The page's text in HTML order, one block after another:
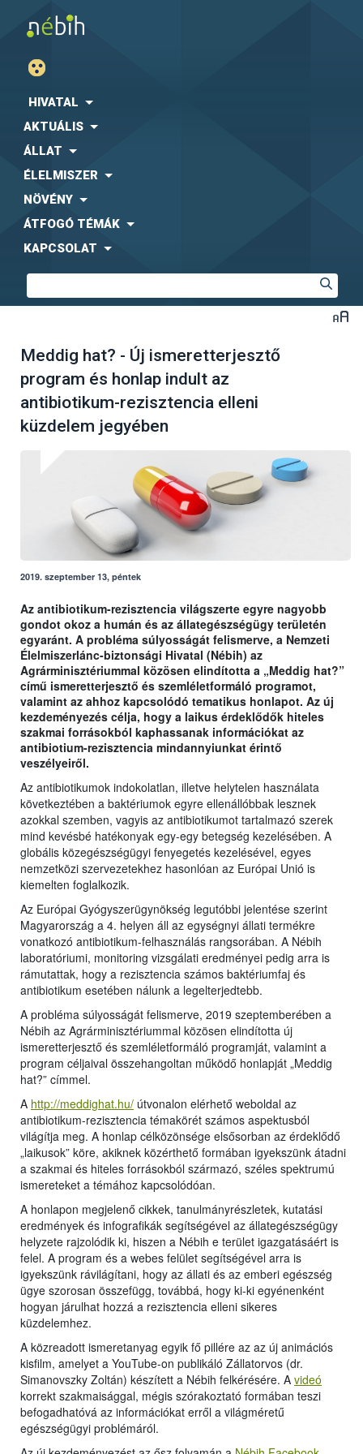
HIVATAL
AKTUÁLIS
ÁLLAT
ÉLELMISZER
NÖVÉNY
ÁTFOGÓ TÉMÁK
KAPCSOLAT
Meddig hat? - Új ismeretterjesztő
program és honlap indult az
antibiotikum-rezisztencia elleni
küzdelem jegyében
2019. szeptember 13, péntek
Az antibiotikum-rezisztencia világszerte egyre nagyobb
gondot okoz a humán és az állategészségügy területén
egyaránt. A probléma súlyosságát felismerve, a Nemzeti
Élelmiszerlánc-biztonsági Hivatal (Nébih) az
Agrárminisztériummal közösen elindította a „Meddig hat?”
című ismeretterjesztő és szemléletformáló programot,
valamint az ahhoz kapcsolódó tematikus honlapot. Az új
kezdeményezés célja, hogy a laikus érdeklődők hiteles
szakmai forrásokból kaphassanak információkat az
antibiotium-rezisztencia mindannyiunkat érintő
veszélyeiről.
Az antibiotikumok indokolatlan, illetve helytelen használata
következtében a baktériumok egyre ellenállóbbak lesznek
azokkal szemben, vagyis az antibiotikumot tartalmazó szerek
mind kevésbé hatékonyak egy-egy betegség kezelésében. A
globális közegészségügyi fenyegetés kezelésével, egyes
nemzetközi szervezetekhez hasonlóan az Európai Unió is
kiemelten foglalkozik.
Az Európai Gyógyszerügynökség legutóbbi jelentése szerint
Magyarország a 4. helyen áll az egységnyi állati termékre
vonatkozó antibiotikum-felhasználás rangsorában. A Nébih
laboratóriumi, monitoring vizsgálati eredményei pedig arra is
rámutattak, hogy a rezisztencia számos baktériumfaj és
antibiotikum esetében nálunk a legelterjedtebb.
A probléma súlyosságát felismerve, 2019 szeptemberében a
Nébih az Agrárminisztériummal közösen elindította új
ismeretterjesztő és szemléletformáló programját, valamint a
program céljaival összehangoltan működő honlapját „Meddig
hat?” címmel.
A http://meddighat.hu/ útvonalon elérhető weboldal az
antibiotikum-rezisztencia témakörét számos aspektusból
világítja meg. A honlap célközönsége elsősorban az érdeklődő
„laikusok” köre, akiknek közérthető formában igyekszünk átadni
a szakmai és hiteles forrásokból származó, széles spektrumú
ismereteket a témához kapcsolódóan.
A honlapon megjelenő cikkek, tanulmányrészletek, kutatási
eredmények és infografikák segítségével az állategészségügy
helyzete rajzolódik ki, hiszen a Nébih e terület igazgatásáért is
felel. A program és a webes felület segítségével arra is
igyekszünk rávilágítani, hogy az állati és az emberi egészség
ügye szorosan összefügg, továbbá, hogy ki-ki egyénenként
hogyan járulhat hozzá a rezisztencia elleni sikeres
küzdelemhez.
A közreadott ismeretanyag egyik fő pillére az az új animációs
kisfilm, amelyet a YouTube-on publikáló Zállatorvos (dr.
Simanovszky Zoltán) készített a Nébih felkérésére. A videó
korrekt szakmaisággal, mégis szórakoztató formában teszi
befogadhatóvá az információkat erről a világméretű
egészségügyi problémáról.